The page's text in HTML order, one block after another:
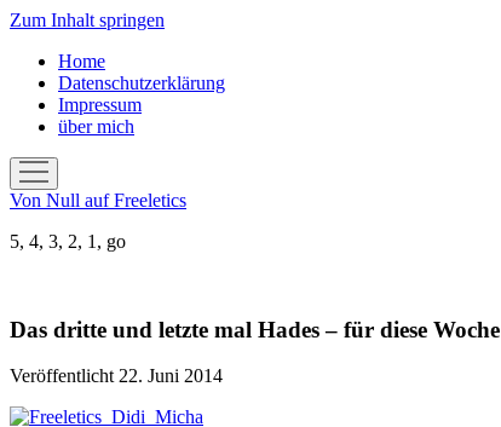
Zum Inhalt springen
Home
Datenschutzerklärung
Impressum
über mich
Menü
öffnen
Von Null auf Freeletics
5, 4, 3, 2, 1, go
Das dritte und letzte mal Hades – für diese Woche
Veröffentlicht 22. Juni 2014